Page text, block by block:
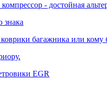
- достойная
знака
багажника или кому
EGR